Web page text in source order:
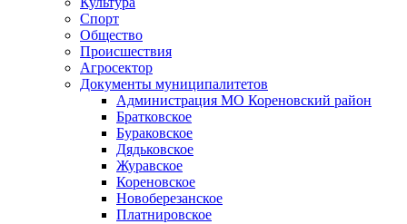
Спорт
Общество
Происшествия
Агросектор
Документы муниципалитетов
Администрация МО Кореновский район
Братковское
Бураковское
Дядьковское
Журавское
Кореновское
Новоберезанское
Платнировское